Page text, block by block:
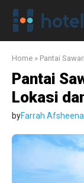
Langsung
Home » Pantai
Pantai
Lokasi
byFarrah Afsheena